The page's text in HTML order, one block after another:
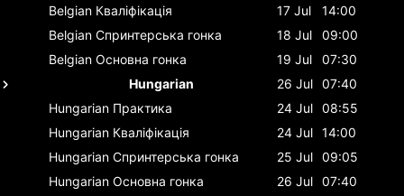
Belgian Кваліфікація 17 Jul
14:00
Belgian Спринтерська гонка 18 Jul
09:00
Belgian Основна гонка 19 Jul
07:30
Hungarian
26 Jul 07:40
Hungarian Практика 24 Jul 08:55
Hungarian Кваліфікація 24 Jul 14:00
Hungarian Спринтерська гонка 25 Jul 09:05
Hungarian Основна гонка 26 Jul 07:40